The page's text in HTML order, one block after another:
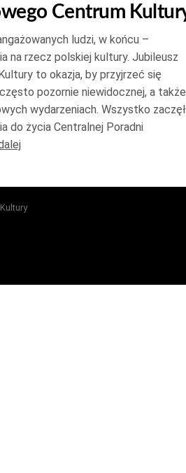
Centrum
ludzi, w końcu –
na rzecz polskiej kultury. Jubileusz
to okazja, by przyjrzeć się
pozornie niewidocznej, a także
wydarzeniach. Wszystko
do życia Centralnej Poradni